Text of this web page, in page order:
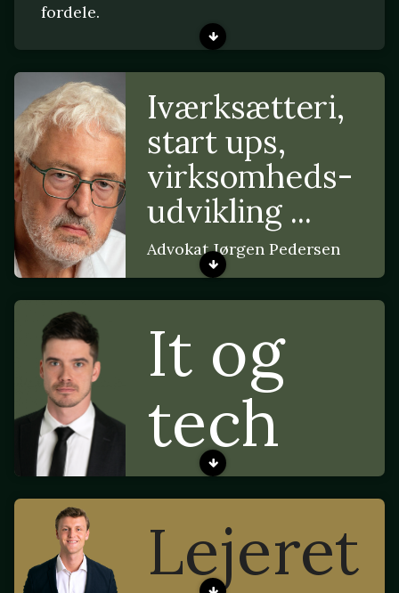
fordele.
Iværksætteri,
start ups,
virksomheds-
udvikling ...
Advokat Jørgen Pedersen
It og
tech
Lejeret